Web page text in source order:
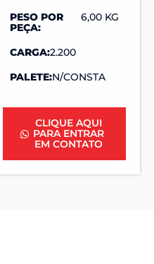
PESO POR
PEÇA:
6,00 KG
CARGA:2.200
PALETE:N/CONSTA
CLIQUE AQUI
PARA ENTRAR
EM CONTATO